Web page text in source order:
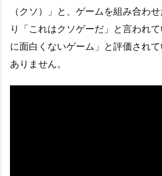
（クソ）」と、ゲームを組み合わ
り「これはクソゲーだ」と言われ
に面白くないゲーム」と評価され
ありません。